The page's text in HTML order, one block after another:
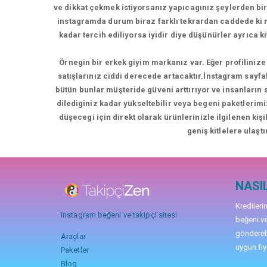
ve dikkat çekmek istiyorsanız yapıcagınız şeylerden
instagramda durum biraz farklı tekrardan caddede ki
kadar tercih ediliyorsa iyidir diye düşünürler ayrıca
Örnegin bir erkek giyim markanız var. Eğer
satışlarınız ciddi derecede artacaktır.İnstagram
bütün bunlar müşteride güveni arttırıyor ve
dilediginiz kadar yükseltebilir veya begeni
düşecegi için direkt olarak ürünlerinizle ilgilenen
geniş kitlelere
instagram beğeni ve takipçi sitesi
Araçlar
Paketler
Blog
beğeni
uygun